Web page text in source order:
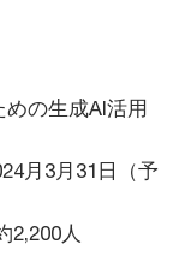
の生成AI活用
月3月31日（予
人